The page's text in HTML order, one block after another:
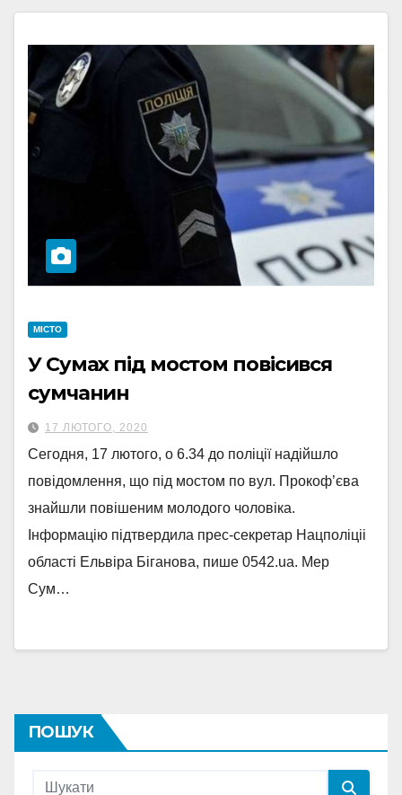
МІСТО
У Сумах під мостом повісився
сумчанин
17 ЛЮТОГО, 2020
Сегодня, 17 лютого, о 6.34 до поліції надійшло
повідомлення, що під мостом по вул. Прокоф’єва
знайшли повішеним молодого чоловіка.
Інформацію підтвердила прес-секретар Нацполіціі
області Ельвіра Біганова, пише 0542.ua. Мер
Сум…
ПОШУК